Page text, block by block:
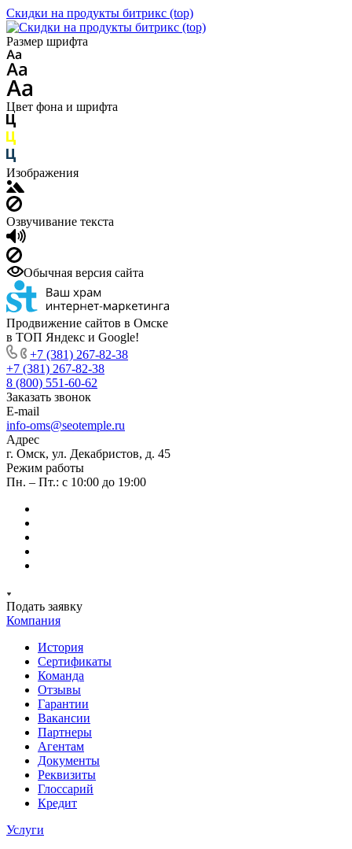
Скидки на продукты битрикс (top)
Размер шрифта
Цвет фона и шрифта
Изображения
Озвучивание текста
Обычная версия сайта
Продвижение сайтов в Омске
в ТОП Яндекс и Google!
+7 (381) 267-82-38
+7 (381) 267-82-38
8 (800) 551-60-62
Заказать звонок
E-mail
info-oms@seotemple.ru
Адрес
г. Омск, ул. Декабристов, д. 45
Режим работы
Пн. – Пт.: с 10:00 до 19:00
Подать заявку
Компания
История
Сертификаты
Команда
Отзывы
Гарантии
Вакансии
Партнеры
Агентам
Документы
Реквизиты
Глоссарий
Кредит
Услуги